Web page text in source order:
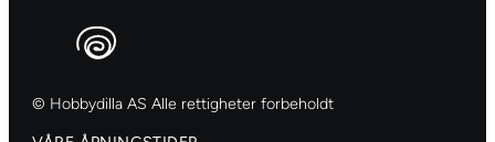
© Hobbydilla AS Alle rettigheter forbeholdt